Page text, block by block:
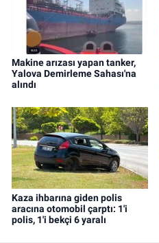
Makine arızası yapan tanker,
Yalova Demirleme Sahası'na
alındı
Kaza ihbarına giden polis
aracına otomobil çarptı: 1'i
polis, 1'i bekçi 6 yaralı